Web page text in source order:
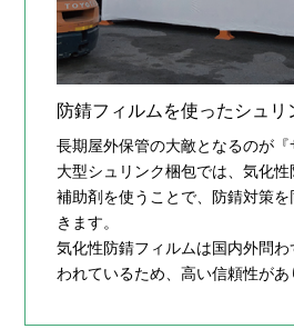
防錆フィルムを使ったシュリ
長期屋外保管の大敵となるのが『
大型シュリンク梱包では、気化
補助剤を使うことで、防錆対策
きます。
気化性防錆フィルムは国内外問
われているため、高い信頼性があ